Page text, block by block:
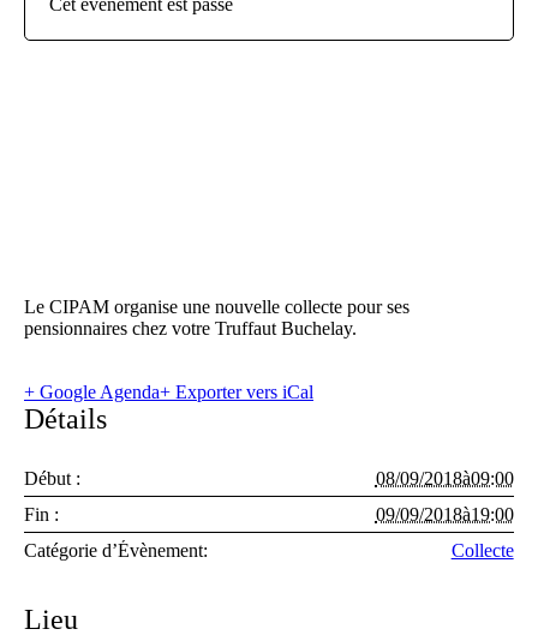
Cet évènement est passé
Le CIPAM organise une nouvelle collecte pour ses
pensionnaires chez votre Truffaut Buchelay.
+ Google Agenda+ Exporter vers iCal
Détails
Début :
08/09/2018à09:00
Fin :
09/09/2018à19:00
Catégorie d’Évènement:
Collecte
Lieu